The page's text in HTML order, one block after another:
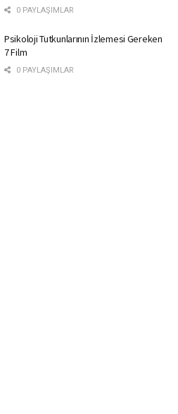
0 PAYLAŞIMLAR
Psikoloji Tutkunlarının İzlemesi Gereken
7 Film
0 PAYLAŞIMLAR